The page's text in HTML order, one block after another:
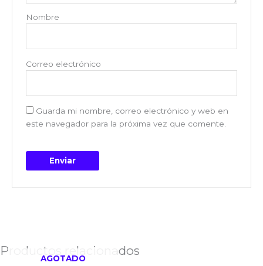
Nombre
Correo electrónico
Guarda mi nombre, correo electrónico y web en
este navegador para la próxima vez que comente.
Productos relacionados
AGOTADO